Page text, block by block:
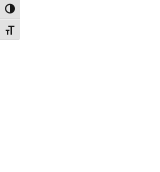
Toggle High Contrast
Toggle Font size